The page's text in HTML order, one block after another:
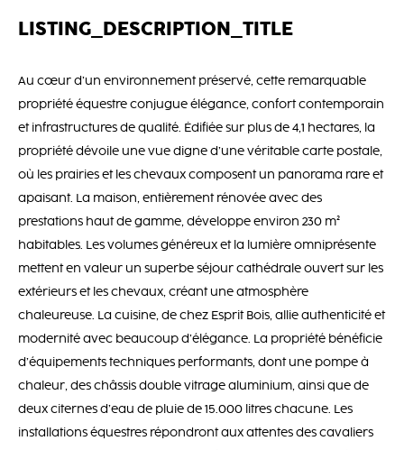
LISTING_DESCRIPTION_TITLE
Au cœur d’un environnement préservé, cette remarquable
propriété équestre conjugue élégance, confort contemporain
et infrastructures de qualité. Édifiée sur plus de 4,1 hectares, la
propriété dévoile une vue digne d’une véritable carte postale,
où les prairies et les chevaux composent un panorama rare et
apaisant. La maison, entièrement rénovée avec des
prestations haut de gamme, développe environ 230 m²
habitables. Les volumes généreux et la lumière omniprésente
mettent en valeur un superbe séjour cathédrale ouvert sur les
extérieurs et les chevaux, créant une atmosphère
chaleureuse. La cuisine, de chez Esprit Bois, allie authenticité et
modernité avec beaucoup d’élégance. La propriété bénéficie
d’équipements techniques performants, dont une pompe à
chaleur, des châssis double vitrage aluminium, ainsi que de
deux citernes d’eau de pluie de 15.000 litres chacune. Les
installations équestres répondront aux attentes des cavaliers